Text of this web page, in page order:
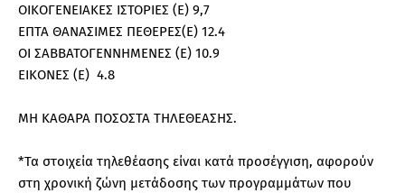
ΟΙΚΟΓΕΝΕΙΑΚΕΣ ΙΣΤΟΡΙΕΣ (E) 9,7
ΕΠΤΑ ΘΑΝΑΣΙΜΕΣ ΠΕΘΕΡΕΣ(Ε) 12.4
ΟΙ ΣΑΒΒΑΤΟΓΕΝΝΗΜΕΝΕΣ (Ε) 10.9
ΕΙΚΟΝΕΣ (Ε) 4.8
ΜΗ ΚΑΘΑΡΑ ΠΟΣΟΣΤΑ ΤΗΛΕΘΕΑΣΗΣ.
*Τα στοιχεία τηλεθέασης είναι κατά προσέγγιση, αφορούν
στη χρονική ζώνη μετάδοσης των προγραμμάτων που